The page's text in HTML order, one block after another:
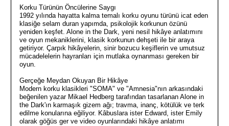
Korku Türünün Öncülerine Saygı
1992 yılında hayatta kalma temalı korku oyunu türünü icat eden
klasiğe selam duran yapımda, psikolojik korkunun özünü
yeniden keşfet. Alone in the Dark, yeni nesil hikâye anlatımını
ve oyun mekaniklerini, klasik korkunun dehşeti ile bir araya
getiriyor. Çarpık hikâyelerin, sinir bozucu keşiflerin ve umutsuz
mücadelelerin hayranları için mutlaka oynanması gereken bir
oyun.
Gerçeğe Meydan Okuyan Bir Hikâye
Modern korku klasikleri "SOMA" ve "Amnesia"nın arkasındaki
beğenilen yazar Mikael Hedberg tarafından tasarlanan Alone in
the Dark'ın karmaşık gizem ağı; travma, inanç, kötülük ve terk
edilme konularına eğiliyor. Kâbuslara ister Edward, ister Emily
olarak göğüs ger ve video oyunlarındaki hikâye anlatımı